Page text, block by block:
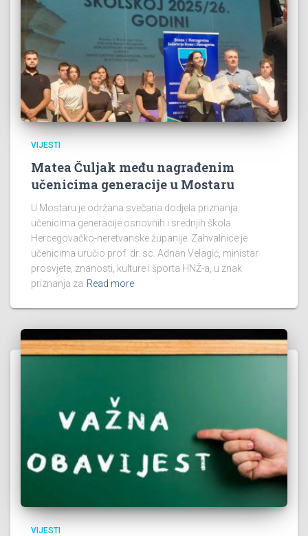
VIJESTI
Matea Čuljak među nagrađenim
učenicima generacije u Mostaru
U Mostaru je održana svečana dodjela priznanja
učenicima generacije osnovnih i srednjih škola
Hercegovačko-neretvanske županije. Zahvalnice je
učenicima uručio prof. dr. sc. Adnan Velagić, ministar
prosvjete, znanosti, kulture i športa HNŽ-a, u znak
priznanja za Read more
VIJESTI